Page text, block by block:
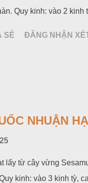
Quy kinh: vào 2 kinh
SẺ ĐĂNG NHẬN
NHUẬN
lấy từ cây vừng
kinh: vào 3 kinh tỳ,